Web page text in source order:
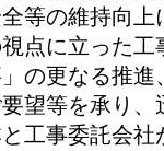
等の維持向上
点に立った工
の更なる推進
望等を承り、
工事委託会社